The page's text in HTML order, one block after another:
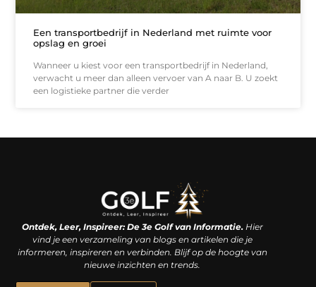
Een transportbedrijf in Nederland met ruimte voor
opslag en groei
Wanneer u kiest voor een transportbedrijf in Nederland,
verwacht u meer dan alleen vervoer van A naar B. U zoekt
een logistieke partner die verder
Ontdek, Leer, Inspireer: De 3e Golf van Informatie.Hier
vind je een verzameling van blogs en artikelen die je
informeren, inspireren en verbinden. Blijf op de hoogte van
nieuwe inzichten en trends.